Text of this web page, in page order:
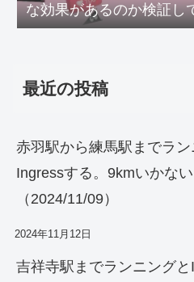
な効果があるのか検証し
最近の投稿
赤羽駅から練馬駅までラン
Ingressする。9kmいかな
（2024/11/09）
2024年11月12日
吉祥寺駅までランニング